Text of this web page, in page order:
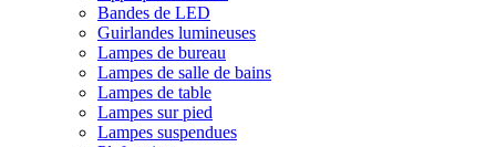
Bandes de LED
Guirlandes lumineuses
Lampes de bureau
Lampes de salle de bains
Lampes de table
Lampes sur pied
Lampes suspendues